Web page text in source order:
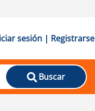
sesión | Registrarse
Buscar